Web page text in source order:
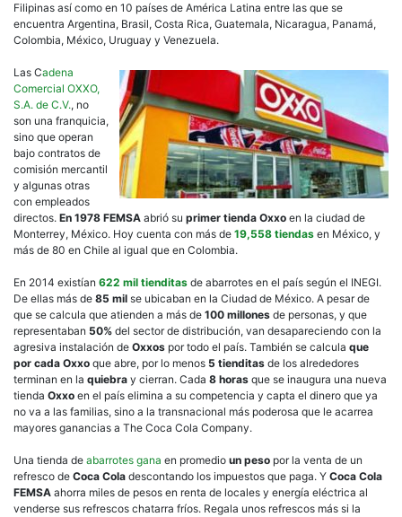
Filipinas así como en 10 países de América Latina entre las que se
encuentra Argentina, Brasil, Costa Rica, Guatemala, Nicaragua, Panamá,
Colombia, México, Uruguay y Venezuela.
Las Cadena
Comercial OXXO,
S.A. de C.V., no
son una franquicia,
sino que operan
bajo contratos de
comisión mercantil
y algunas otras
con empleados
directos. En 1978 FEMSA abrió su primer tienda Oxxo en la ciudad de
Monterrey, México. Hoy cuenta con más de 19,558 tiendas en México, y
más de 80 en Chile al igual que en Colombia.
En 2014 existían 622 mil tienditas de abarrotes en el país según el INEGI.
De ellas más de 85 mil se ubicaban en la Ciudad de México. A pesar de
que se calcula que atienden a más de 100 millones de personas, y que
representaban 50% del sector de distribución, van desapareciendo con la
agresiva instalación de Oxxos por todo el país. También se calcula que
por cada Oxxo que abre, por lo menos 5 tienditas de los alrededores
terminan en la quiebra y cierran. Cada 8 horas que se inaugura una nueva
tienda Oxxo en el país elimina a su competencia y capta el dinero que ya
no va a las familias, sino a la transnacional más poderosa que le acarrea
mayores ganancias a The Coca Cola Company.
Una tienda de abarrotes gana en promedio un peso por la venta de un
refresco de Coca Cola descontando los impuestos que paga. Y Coca Cola
FEMSA ahorra miles de pesos en renta de locales y energía eléctrica al
venderse sus refrescos chatarra fríos. Regala unos refrescos más si la